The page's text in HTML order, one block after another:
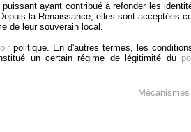
ayant contribué à refonder les
la Renaissance, elles sont acceptées
de leur souverain local.
politique. En d'autres termes, les
un certain régime de légitimité du